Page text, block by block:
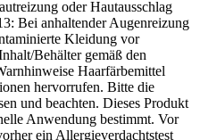
oder Hautausschlag
Bei anhaltender Augenreizung
Kleidung vor
Behälter gemäß den
Haarfärbemittel
hervorrufen. Bitte die
und beachten. Dieses Produkt
Anwendung bestimmt. Vor
ein Allergieverdachtstest